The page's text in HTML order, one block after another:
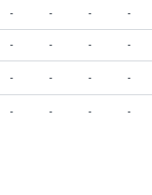
- - - -
- - - -
- - - -
- - - -